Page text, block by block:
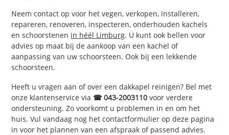
Neem contact op voor het vegen, verkopen, installeren,
repareren, renoveren, inspecteren, onderhouden kachels
en schoorstenen in héél Limburg. U kunt ook bellen voor
advies op maat bij de aankoop van een kachel of
aanpassing van uw schoorsteen. Ook bij een lekkende
schoorsteen.
Heeft u vragen aan of over een dakkapel reinigen? Bel met
onze klantenservice via ☎ 043-2003110 voor verdere
ondersteuning. Zo voorkomt u problemen in en om het
huis. Vul vandaag nog het contactformulier op deze pagina
in voor het plannen van een afspraak of passend advies.